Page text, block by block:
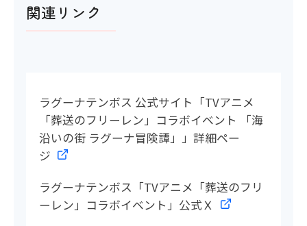
関連リンク
ラグーナテンボス 公式サイト「TVアニメ
「葬送のフリーレン」コラボイベント 「海
沿いの街 ラグーナ冒険譚」」詳細ペー
ジ
ラグーナテンボス「TVアニメ「葬送のフリ
ーレン」コラボイベント」公式Ｘ